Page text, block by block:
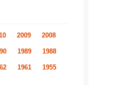
2009 2008
1989 1988
1961 1955